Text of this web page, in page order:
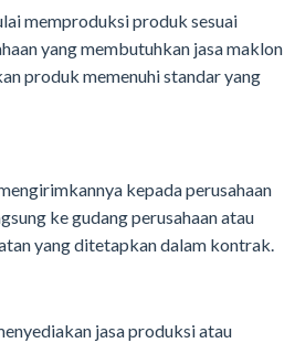
memproduksi produk sesuai
yang membutuhkan jasa maklon
produk memenuhi standar yang
kepada perusahaan
ke gudang perusahaan atau
yang ditetapkan dalam kontrak.
jasa produksi atau